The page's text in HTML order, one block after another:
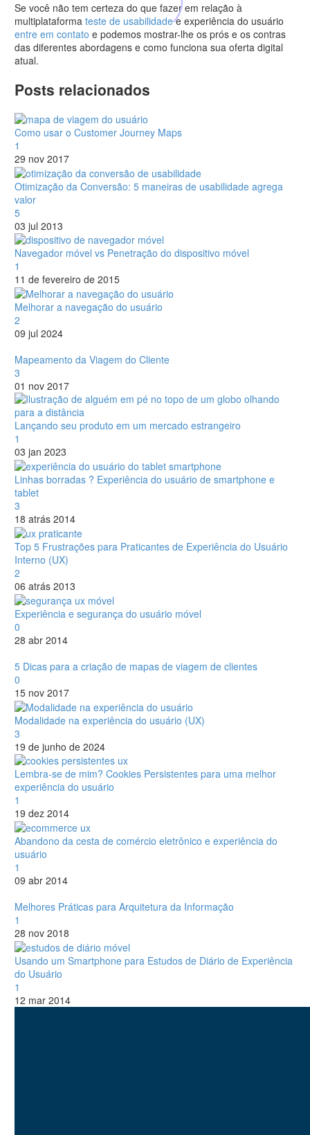
Se você não tem certeza do que fazer em relação à
multiplataforma teste de usabilidadee experiência do usuário
entre em contato e podemos mostrar-lhe os prós e os contras
das diferentes abordagens e como funciona sua oferta digital
atual.
Posts relacionados
Como usar o Customer Journey Maps
1
29 nov 2017
Otimização da Conversão: 5 maneiras de usabilidade agrega
valor
5
03 jul 2013
Navegador móvel vs Penetração do dispositivo móvel
1
11 de fevereiro de 2015
Melhorar a navegação do usuário
2
09 jul 2024
Mapeamento da Viagem do Cliente
3
01 nov 2017
Lançando seu produto em um mercado estrangeiro
1
03 jan 2023
Linhas borradas ? Experiência do usuário de smartphone e
tablet
3
18 atrás 2014
Top 5 Frustrações para Praticantes de Experiência do Usuário
Interno (UX)
2
06 atrás 2013
Experiência e segurança do usuário móvel
0
28 abr 2014
5 Dicas para a criação de mapas de viagem de clientes
0
15 nov 2017
Modalidade na experiência do usuário (UX)
3
19 de junho de 2024
Lembra-se de mim? Cookies Persistentes para uma melhor
experiência do usuário
1
19 dez 2014
Abandono da cesta de comércio eletrônico e experiência do
usuário
1
09 abr 2014
Melhores Práticas para Arquitetura da Informação
1
28 nov 2018
Usando um Smartphone para Estudos de Diário de Experiência
do Usuário
1
12 mar 2014